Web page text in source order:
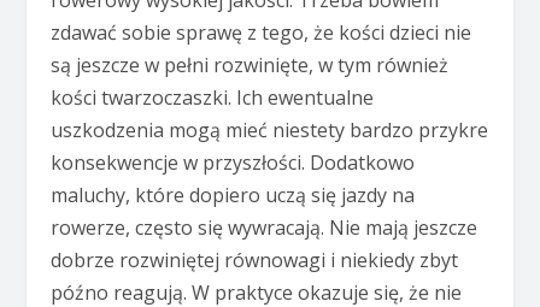
zdawać sobie sprawę z tego, że kości dzieci nie
są jeszcze w pełni rozwinięte, w tym również
kości twarzoczaszki. Ich ewentualne
uszkodzenia mogą mieć niestety bardzo przykre
konsekwencje w przyszłości. Dodatkowo
maluchy, które dopiero uczą się jazdy na
rowerze, często się wywracają. Nie mają jeszcze
dobrze rozwiniętej równowagi i niekiedy zbyt
późno reagują. W praktyce okazuje się, że nie